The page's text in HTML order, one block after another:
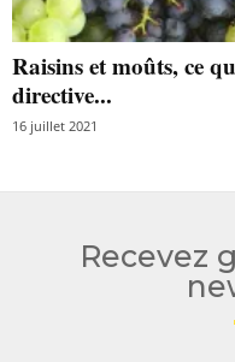
Raisins et moûts, ce
directive...
16 juillet 2021
Recevez